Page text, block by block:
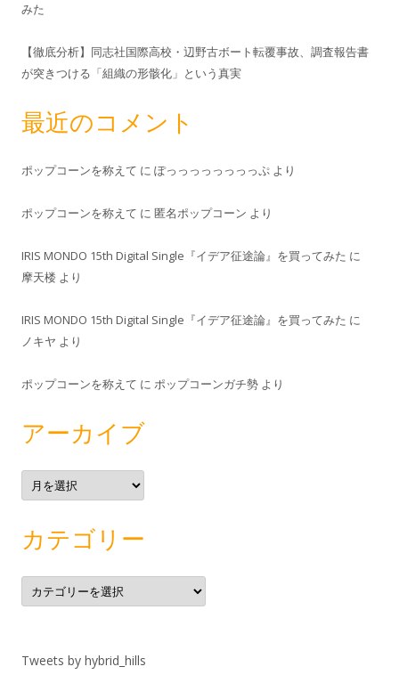
みた
【徹底分析】同志社国際高校・辺野古ボート転覆事故、調査報告書
が突きつける「組織の形骸化」という真実
最近のコメント
ポップコーンを称えて に ぽっっっっっっっっぷ より
ポップコーンを称えて に 匿名ポップコーン より
IRIS MONDO 15th Digital Single『イデア征途論』を買ってみた に
摩天楼 より
IRIS MONDO 15th Digital Single『イデア征途論』を買ってみた に
ノキヤ より
ポップコーンを称えて に ポップコーンガチ勢 より
アーカイブ
ア
ー
カ
カテゴリー
カ
テ
ゴ
Tweets by hybrid_hills